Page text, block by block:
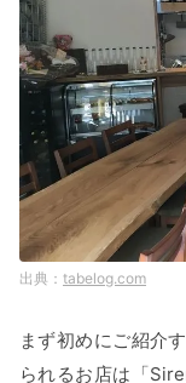
tabelog.com
まず初めにご紹介
られるお店は「